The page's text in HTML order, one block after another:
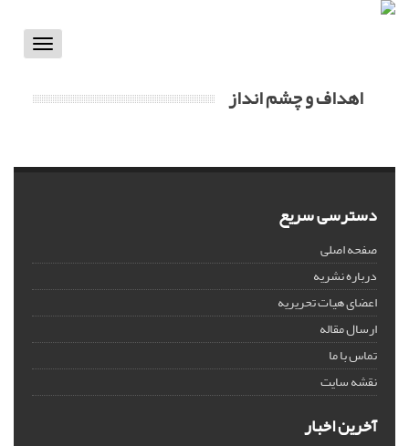
Toggle
اهداف و چشم انداز
دسترسی سریع
صفحه اصلی
درباره نشریه
اعضای هیات تحریریه
ارسال مقاله
تماس با ما
نقشه سایت
آخرین اخبار